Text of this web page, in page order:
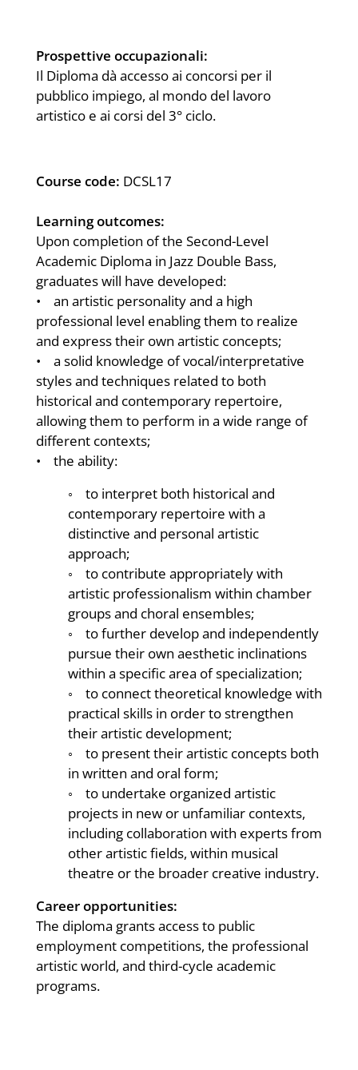
Prospettive occupazionali:
Il Diploma dà accesso ai concorsi per il
pubblico impiego, al mondo del lavoro
artistico e ai corsi del 3° ciclo.
Course code: DCSL17
Learning outcomes:
Upon completion of the Second-Level
Academic Diploma in Jazz Double Bass,
graduates will have developed:
• an artistic personality and a high
professional level enabling them to realize
and express their own artistic concepts;
• a solid knowledge of vocal/interpretative
styles and techniques related to both
historical and contemporary repertoire,
allowing them to perform in a wide range of
different contexts;
• the ability:
◦ to interpret both historical and
contemporary repertoire with a
distinctive and personal artistic
approach;
◦ to contribute appropriately with
artistic professionalism within chamber
groups and choral ensembles;
◦ to further develop and independently
pursue their own aesthetic inclinations
within a specific area of specialization;
◦ to connect theoretical knowledge with
practical skills in order to strengthen
their artistic development;
◦ to present their artistic concepts both
in written and oral form;
◦ to undertake organized artistic
projects in new or unfamiliar contexts,
including collaboration with experts from
other artistic fields, within musical
theatre or the broader creative industry.
Career opportunities:
The diploma grants access to public
employment competitions, the professional
artistic world, and third-cycle academic
programs.